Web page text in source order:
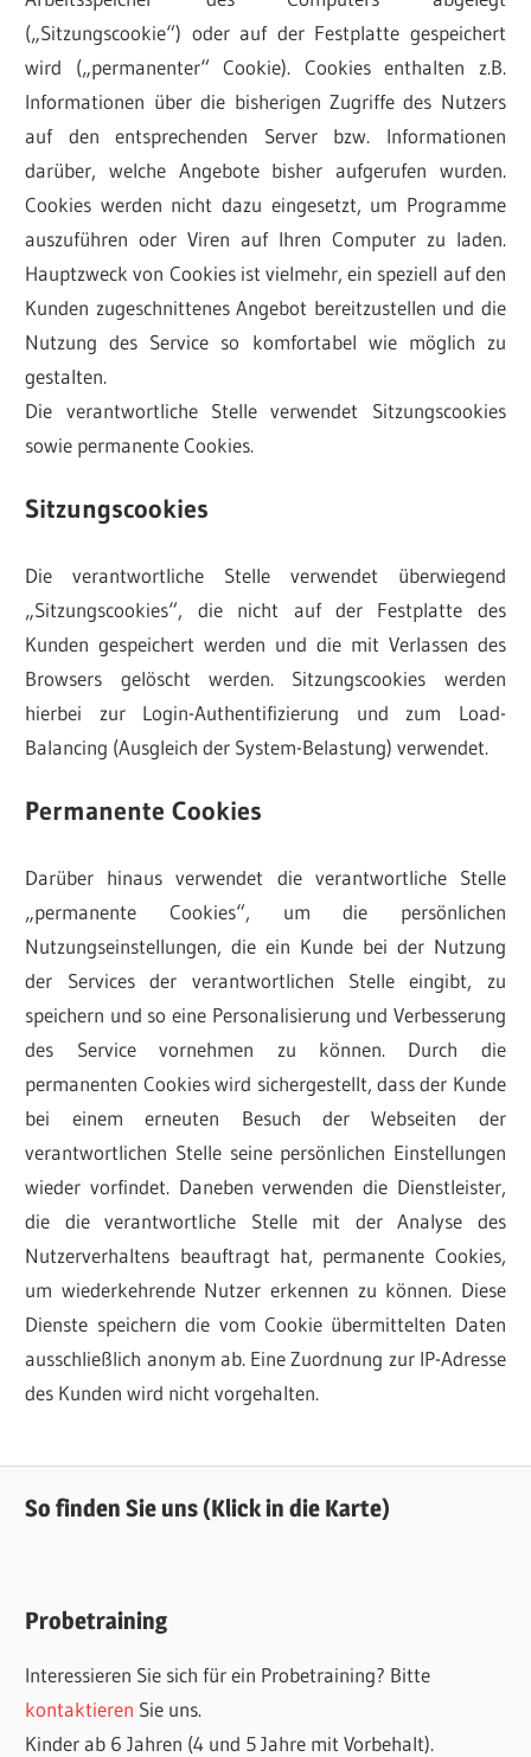
(„Sitzungscookie“) oder auf der Festplatte gespeichert
wird („permanenter“ Cookie). Cookies enthalten z.B.
Informationen über die bisherigen Zugriffe des Nutzers
auf den entsprechenden Server bzw. Informationen
darüber, welche Angebote bisher aufgerufen wurden.
Cookies werden nicht dazu eingesetzt, um Programme
auszuführen oder Viren auf Ihren Computer zu laden.
Hauptzweck von Cookies ist vielmehr, ein speziell auf den
Kunden zugeschnittenes Angebot bereitzustellen und die
Nutzung des Service so komfortabel wie möglich zu
gestalten.
Die verantwortliche Stelle verwendet Sitzungscookies
sowie permanente Cookies.
Sitzungscookies
Die verantwortliche Stelle verwendet überwiegend
„Sitzungscookies“, die nicht auf der Festplatte des
Kunden gespeichert werden und die mit Verlassen des
Browsers gelöscht werden. Sitzungscookies werden
hierbei zur Login-Authentifizierung und zum Load-
Balancing (Ausgleich der System-Belastung) verwendet.
Permanente Cookies
Darüber hinaus verwendet die verantwortliche Stelle
„permanente Cookies“, um die persönlichen
Nutzungseinstellungen, die ein Kunde bei der Nutzung
der Services der verantwortlichen Stelle eingibt, zu
speichern und so eine Personalisierung und Verbesserung
des Service vornehmen zu können. Durch die
permanenten Cookies wird sichergestellt, dass der Kunde
bei einem erneuten Besuch der Webseiten der
verantwortlichen Stelle seine persönlichen Einstellungen
wieder vorfindet. Daneben verwenden die Dienstleister,
die die verantwortliche Stelle mit der Analyse des
Nutzerverhaltens beauftragt hat, permanente Cookies,
um wiederkehrende Nutzer erkennen zu können. Diese
Dienste speichern die vom Cookie übermittelten Daten
ausschließlich anonym ab. Eine Zuordnung zur IP-Adresse
des Kunden wird nicht vorgehalten.
So finden Sie uns (Klick in die Karte)
Probetraining
Interessieren Sie sich für ein Probetraining? Bitte
kontaktieren Sie uns.
Kinder ab 6 Jahren (4 und 5 Jahre mit Vorbehalt).